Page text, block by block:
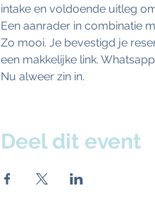
intake en voldoende uitleg
Een aanrader in combinatie
Zo mooi. Je bevestigd je
een makkelijke link.
Nu alweer zin in.
Deel dit event